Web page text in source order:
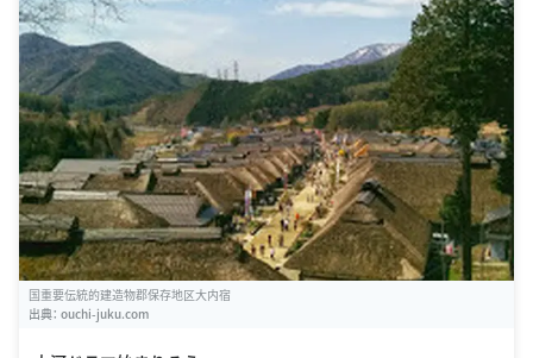
国重要伝統的建造物郡保存地区大内宿
出典： ouchi-juku.com